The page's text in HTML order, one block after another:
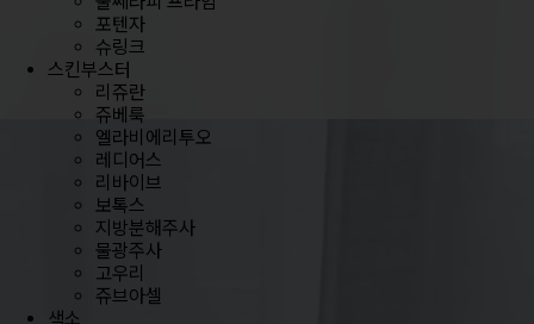
포텐자
슈링크
스킨부스터
리쥬란
쥬베룩
엘라비에리투오
레디어스
리바이브
보톡스
지방분해주사
물광주사
고우리
쥬브아셀
색소